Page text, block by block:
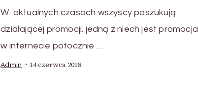
W aktualnych czasach wszyscy poszukują
działającej promocji. jedną z niech jest promocja
w internecie potocznie …
Admin 14 czerwca 2018